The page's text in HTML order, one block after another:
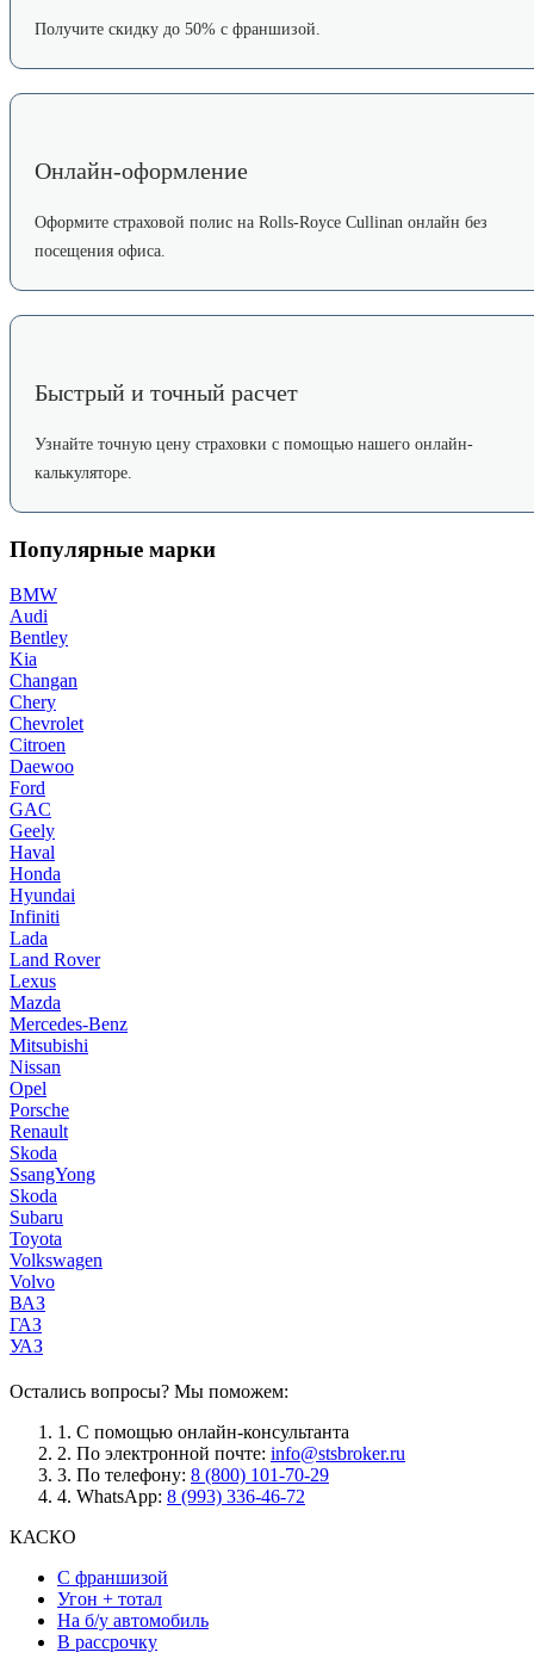
Получите скидку до 50% с франшизой.
Онлайн-оформление
Оформите страховой полис на Rolls-Royce Cullinan онлайн без
посещения офиса.
Быстрый и точный расчет
Узнайте точную цену страховки с помощью нашего онлайн-
калькуляторе.
Популярные марки
BMW
Audi
Bentley
Kia
Changan
Chery
Chevrolet
Citroen
Daewoo
Ford
GAC
Geely
Haval
Honda
Hyundai
Infiniti
Lada
Land Rover
Lexus
Mazda
Mercedes-Benz
Mitsubishi
Nissan
Opel
Porsche
Renault
Skoda
SsangYong
Skoda
Subaru
Toyota
Volkswagen
Volvo
ВАЗ
ГАЗ
УАЗ
Остались вопросы? Мы поможем:
1. С помощью онлайн-консультанта
2. По электронной почте: info@stsbroker.ru
3. По телефону: 8 (800) 101-70-29
4. WhatsApp: 8 (993) 336-46-72
КАСКО
С франшизой
Угон + тотал
На б/у автомобиль
В рассрочку